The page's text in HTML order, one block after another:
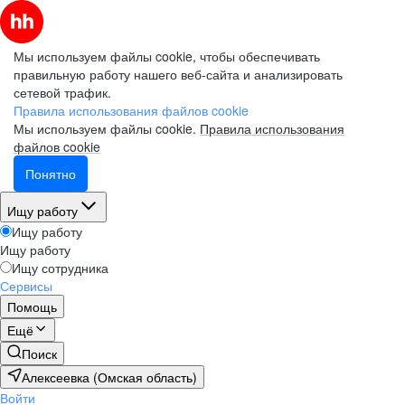
Мы используем файлы cookie, чтобы обеспечивать
правильную работу нашего веб-сайта и анализировать
сетевой трафик.
Правила использования файлов cookie
Мы используем файлы cookie. Правила использования
файлов cookie
Понятно
Ищу работу
Ищу работу
Ищу работу
Ищу сотрудника
Сервисы
Помощь
Ещё
Поиск
Алексеевка (Омская область)
Войти